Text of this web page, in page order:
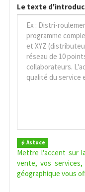
Le texte
Astuce
Mettre l'accent sur
vente, vos
géographique vous